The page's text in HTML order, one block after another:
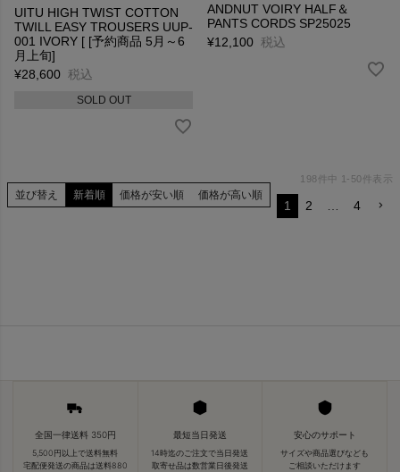
UITU HIGH TWIST COTTON
TWILL EASY TROUSERS UUP-
001 IVORY [ [予約商品 5月～6
月上旬]
¥28,600 税込
SOLD OUT
ANDNUT VOIRY HALF＆
PANTS CORDS SP25025
¥12,100 税込
並び替え 新着順 価格が安い順 価格が高い順
198 件中 1 - 50件表示
1 2 4
全国一律送料 350円
5,500円以上で送料無料
宅配便発送の商品は送料880
最短当日発送
14時迄のご注文で当日発送
取寄せ品は数営業日後発送
安心のサポート
サイズや商品選びなども
ご相談いただけます